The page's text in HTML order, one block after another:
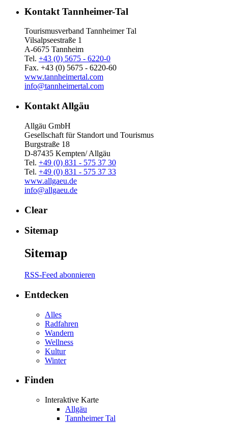
Kontakt Tannheimer-Tal
Tourismusverband Tannheimer Tal
Vilsalpseestraße 1
A-6675 Tannheim
Tel. +43 (0) 5675 - 6220-0
Fax. +43 (0) 5675 - 6220-60
www.tannheimertal.com
info@tannheimertal.com
Kontakt Allgäu
Allgäu GmbH
Gesellschaft für Standort und Tourismus
Burgstraße 18
D-87435 Kempten/ Allgäu
Tel. +49 (0) 831 - 575 37 30
Tel. +49 (0) 831 - 575 37 33
www.allgaeu.de
info@allgaeu.de
Clear
Sitemap
Sitemap
RSS-Feed abonnieren
Entdecken
Alles
Radfahren
Wandern
Wellness
Kultur
Winter
Finden
Interaktive Karte
Allgäu
Tannheimer Tal